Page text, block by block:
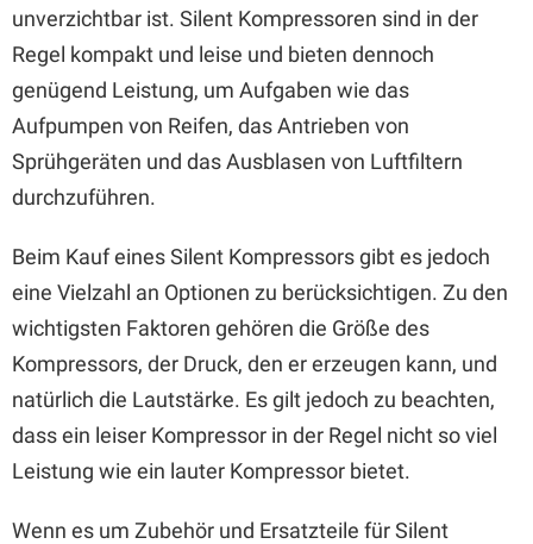
unverzichtbar ist. Silent Kompressoren sind in der
Regel kompakt und leise und bieten dennoch
genügend Leistung, um Aufgaben wie das
Aufpumpen von Reifen, das Antrieben von
Sprühgeräten und das Ausblasen von Luftfiltern
durchzuführen.
Beim Kauf eines Silent Kompressors gibt es jedoch
eine Vielzahl an Optionen zu berücksichtigen. Zu den
wichtigsten Faktoren gehören die Größe des
Kompressors, der Druck, den er erzeugen kann, und
natürlich die Lautstärke. Es gilt jedoch zu beachten,
dass ein leiser Kompressor in der Regel nicht so viel
Leistung wie ein lauter Kompressor bietet.
Wenn es um Zubehör und Ersatzteile für Silent